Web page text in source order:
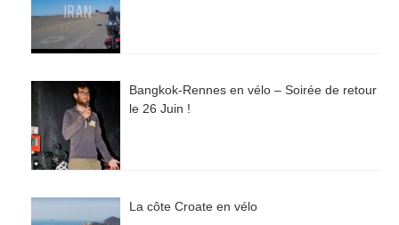
Bangkok-Rennes en vélo – Soirée de retour
le 26 Juin !
La côte Croate en vélo